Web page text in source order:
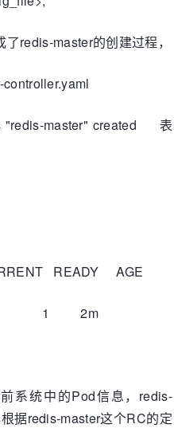
redis-master的创建过程，
"redis-master" created 表
READY AGE
1 1 2m
系统中的Pod信息，redis-
据redis-master这个RC的定